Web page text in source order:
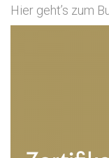
Hier geht’s zum